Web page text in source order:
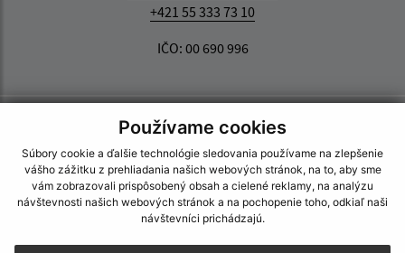
Používame cookies
Súbory cookie a ďalšie technológie sledovania používame na zlepšenie
vášho zážitku z prehliadania našich webových stránok, na to, aby sme
vám zobrazovali prispôsobený obsah a cielené reklamy, na analýzu
návštevnosti našich webových stránok a na pochopenie toho, odkiaľ naši
návštevníci prichádzajú.
+421 55 333 73 10
IČO: 00 690 996